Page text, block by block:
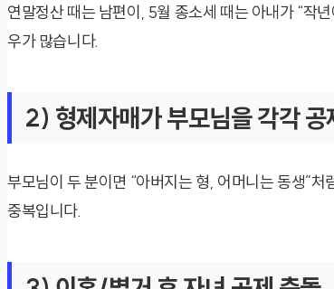
연말정산 때는 남편이, 5월 종소세 때는 아내가 “작
우가 많습니다.
2) 형제자매가 부모님을 각각 공
부모님이 두 분이면 “아버지는 형, 어머니는 동생”
중복입니다.